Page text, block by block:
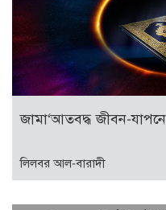
জামা‘আতবদ্ধ জীবন-
লিলবর আল-বারাদী